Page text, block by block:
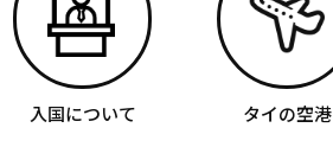
入国について タイの空港